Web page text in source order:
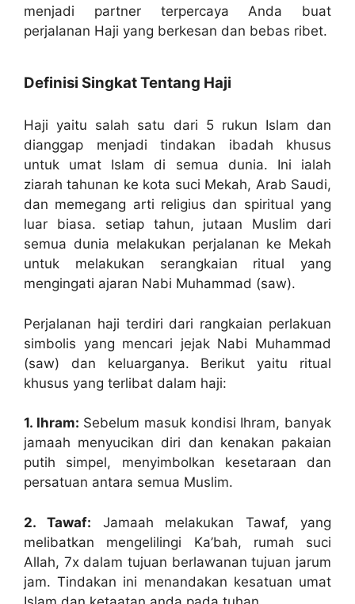
menjadi partner terpercaya Anda buat
perjalanan Haji yang berkesan dan bebas ribet.
Definisi Singkat Tentang Haji
Haji yaitu salah satu dari 5 rukun Islam dan
dianggap menjadi tindakan ibadah khusus
untuk umat Islam di semua dunia. Ini ialah
ziarah tahunan ke kota suci Mekah, Arab Saudi,
dan memegang arti religius dan spiritual yang
luar biasa. setiap tahun, jutaan Muslim dari
semua dunia melakukan perjalanan ke Mekah
untuk melakukan serangkaian ritual yang
mengingati ajaran Nabi Muhammad (saw).
Perjalanan haji terdiri dari rangkaian perlakuan
simbolis yang mencari jejak Nabi Muhammad
(saw) dan keluarganya. Berikut yaitu ritual
khusus yang terlibat dalam haji:
1. Ihram: Sebelum masuk kondisi Ihram, banyak
jamaah menyucikan diri dan kenakan pakaian
putih simpel, menyimbolkan kesetaraan dan
persatuan antara semua Muslim.
2. Tawaf: Jamaah melakukan Tawaf, yang
melibatkan mengelilingi Ka’bah, rumah suci
Allah, 7x dalam tujuan berlawanan tujuan jarum
jam. Tindakan ini menandakan kesatuan umat